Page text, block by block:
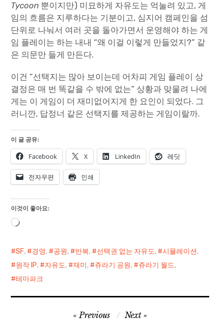
Tycoon 뿐이지만) 미묘하게 자유도는 억눌려 있고, 게
임의 흐름은 지루하다는 기분이고, 심지어 캠페인을 섬
단위로 나눠서 여러 곳을 돌아가면서 운영해야 하는 게
임 플레이는 하는 내내 “왜 이걸 이렇게 만들었지?” 같
은 의문만 들게 만든다.
이건 “선택지는 많아 보이는데 어차피 게임 플레이 상
결정은 매 번 똑같을 수 밖에 없는” 상황과 맞물려 나에
게는 이 게임이 더 재미없어지게 한 요인이 되었다. 그
러니깐, 답정너 같은 선택지를 제공하는 게임이랄까.
이 글 공유:
Facebook X LinkedIn 레딧
전자우편 인쇄
이것이 좋아요:
로
중...
SF, 경영, 공원, 반복, 선택권 없는 자유도, 시뮬레이션,
원작 IP, 자유도, 재미, 쥬라기 공원, 쥬라기 월드,
테마파크
Previous Next